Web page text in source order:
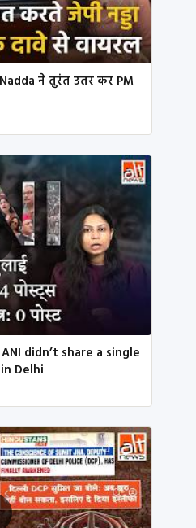
ने तुरंत उतर कर PM
didn’t share a single
Delhi